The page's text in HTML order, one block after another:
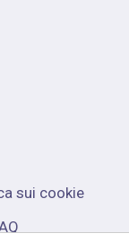
sui cookie